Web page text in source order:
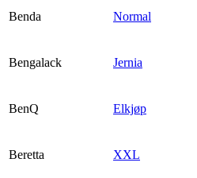
Benda Normal
Bengalack Jernia
BenQ Elkjøp
Beretta XXL